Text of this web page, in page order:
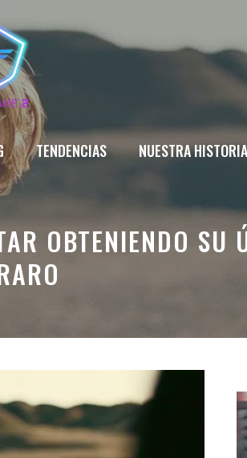
TENDENCIAS NUESTRA HISTORIA
OBTENIENDO SU